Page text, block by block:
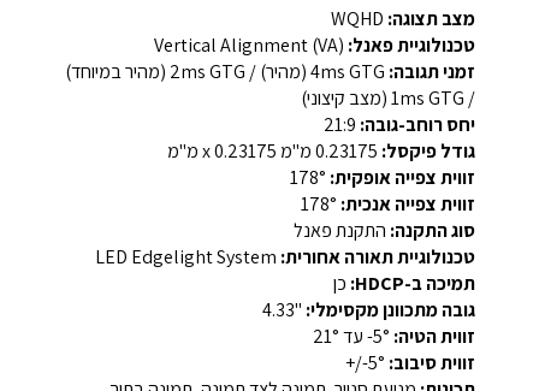
מצב תצוגה:
טכנולוגיית פאנל:
זמני תגובה:
4ms GTG (מהיר) / 2ms GTG (מהיר במיוחד)
/ 1ms GTG (מצב קיצוני)
יחס רוחב-גובה:
גודל פיקסל:
זווית צפייה אופקית:
זווית צפייה אנכית:
סוג התקנה: התקנת פאנל
טכנולוגיית תאורה אחורית:
תמיכה ב-HDCP:
כן
גובה מתכוונן מקסימלי:
זווית הטיה:
זווית סיבוב: